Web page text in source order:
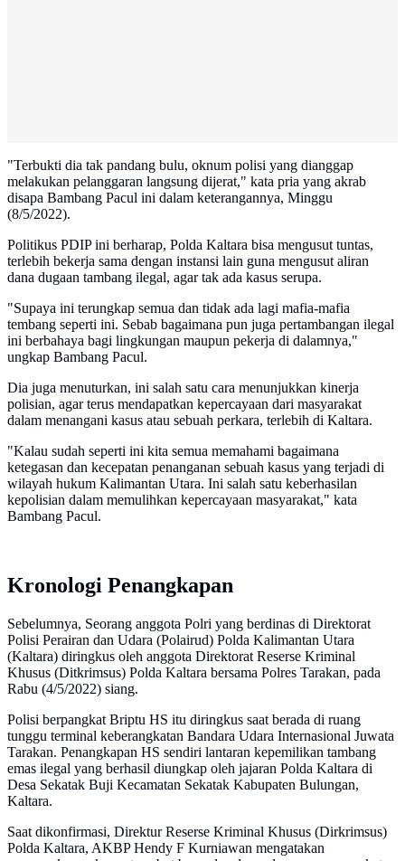
"Terbukti dia tak pandang bulu, oknum polisi yang dianggap
melakukan pelanggaran langsung dijerat," kata pria yang akrab
disapa Bambang Pacul ini dalam keterangannya, Minggu
(8/5/2022).
Politikus PDIP ini berharap, Polda Kaltara bisa mengusut tuntas,
terlebih bekerja sama dengan instansi lain guna mengusut aliran
dana dugaan tambang ilegal, agar tak ada kasus serupa.
"Supaya ini terungkap semua dan tidak ada lagi mafia-mafia
tembang seperti ini. Sebab bagaimana pun juga pertambangan ilegal
ini berbahaya bagi lingkungan maupun pekerja di dalamnya,"
ungkap Bambang Pacul.
Dia juga menuturkan, ini salah satu cara menunjukkan kinerja
polisian, agar terus mendapatkan kepercayaan dari masyarakat
dalam menangani kasus atau sebuah perkara, terlebih di Kaltara.
"Kalau sudah seperti ini kita semua memahami bagaimana
ketegasan dan kecepatan penanganan sebuah kasus yang terjadi di
wilayah hukum Kalimantan Utara. Ini salah satu keberhasilan
kepolisian dalam memulihkan kepercayaan masyarakat," kata
Bambang Pacul.
Kronologi Penangkapan
Sebelumnya, Seorang anggota Polri yang berdinas di Direktorat
Polisi Perairan dan Udara (Polairud) Polda Kalimantan Utara
(Kaltara) diringkus oleh anggota Direktorat Reserse Kriminal
Khusus (Ditkrimsus) Polda Kaltara bersama Polres Tarakan, pada
Rabu (4/5/2022) siang.
Polisi berpangkat Briptu HS itu diringkus saat berada di ruang
tunggu terminal keberangkatan Bandara Udara Internasional Juwata
Tarakan. Penangkapan HS sendiri lantaran kepemilikan tambang
emas ilegal yang berhasil diungkap oleh jajaran Polda Kaltara di
Desa Sekatak Buji Kecamatan Sekatak Kabupaten Bulungan,
Kaltara.
Saat dikonfirmasi, Direktur Reserse Kriminal Khusus (Dirkrimsus)
Polda Kaltara, AKBP Hendy F Kurniawan mengatakan